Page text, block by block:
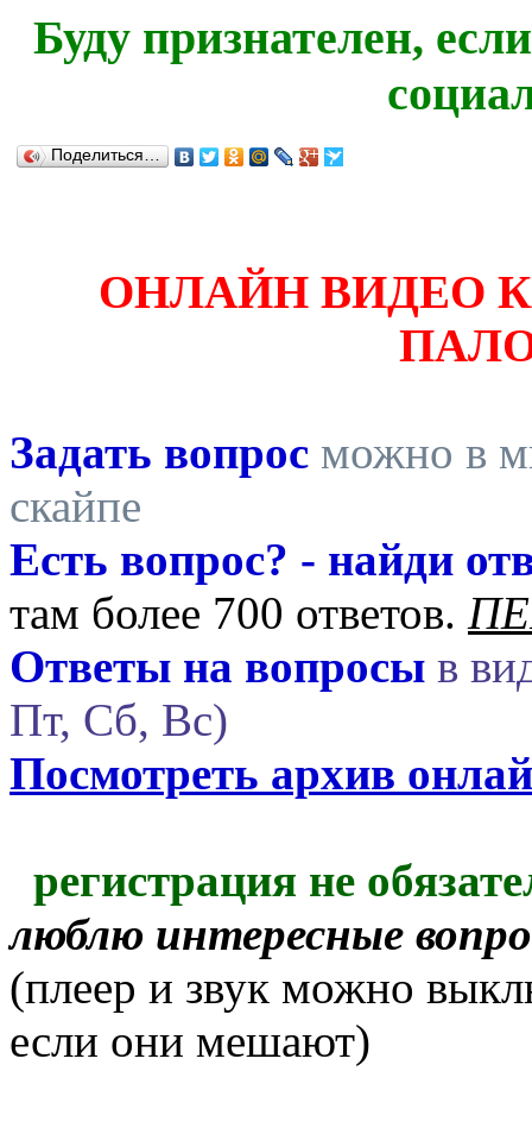
Буду признателен,
Поделиться…
ОНЛАЙН ВИДЕО
Задать вопрос можно в
скайпе
Есть вопрос? - найди
там более 700 ответов.
Ответы на вопросы в
Пт, Сб, Вс)
Посмотреть архив
регистрация не
люблю интересные
(плеер и звук можно
если они мешают)